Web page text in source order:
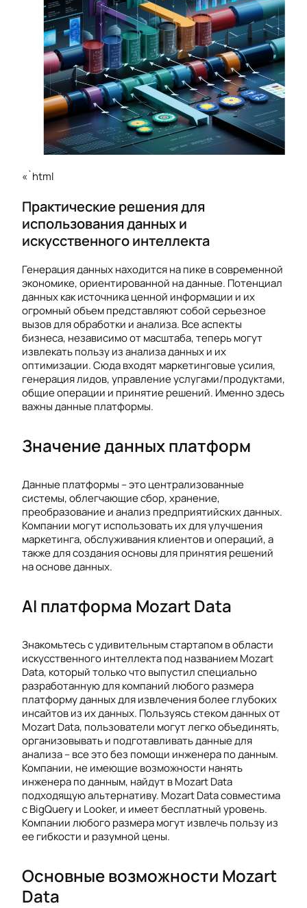
«`html
Практические решения для
использования данных и
искусственного интеллекта
Генерация данных находится на пике в современной
экономике, ориентированной на данные. Потенциал
данных как источника ценной информации и их
огромный объем представляют собой серьезное
вызов для обработки и анализа. Все аспекты
бизнеса, независимо от масштаба, теперь могут
извлекать пользу из анализа данных и их
оптимизации. Сюда входят маркетинговые усилия,
генерация лидов, управление услугами/продуктами,
общие операции и принятие решений. Именно здесь
важны данные платформы.
Значение данных платформ
Данные платформы – это централизованные
системы, облегчающие сбор, хранение,
преобразование и анализ предприятийских данных.
Компании могут использовать их для улучшения
маркетинга, обслуживания клиентов и операций, а
также для создания основы для принятия решений
на основе данных.
AI платформа Mozart Data
Знакомьтесь с удивительным стартапом в области
искусственного интеллекта под названием Mozart
Data, который только что выпустил специально
разработанную для компаний любого размера
платформу данных для извлечения более глубоких
инсайтов из их данных. Пользуясь стеком данных от
Mozart Data, пользователи могут легко объединять,
организовывать и подготавливать данные для
анализа – все это без помощи инженера по данным.
Компании, не имеющие возможности нанять
инженера по данным, найдут в Mozart Data
подходящую альтернативу. Mozart Data совместима
с BigQuery и Looker, и имеет бесплатный уровень.
Компании любого размера могут извлечь пользу из
ее гибкости и разумной цены.
Основные возможности Mozart
Data